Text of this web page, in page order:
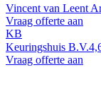
Vincent van Leent
Vraag offerte aan
KB
Keuringshuis B.V.
Vraag offerte aan